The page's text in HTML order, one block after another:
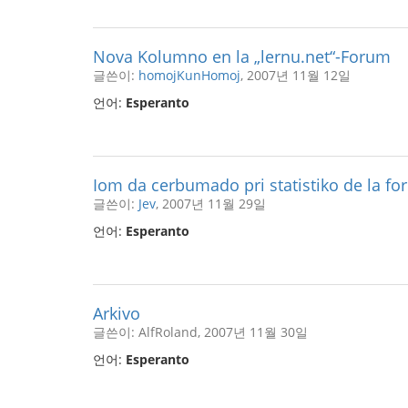
Nova Kolumno en la „lernu.net“-Forum
글쓴이: homojKunHomoj, 2007년 11월 12일
언어: Esperanto
Iom da cerbumado pri statistiko de la
글쓴이: Jev, 2007년 11월 29일
언어: Esperanto
Arkivo
글쓴이: AlfRoland, 2007년 11월 30일
언어: Esperanto